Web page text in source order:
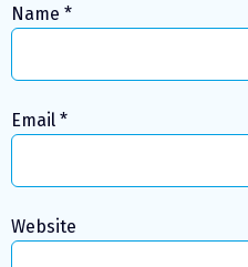
Name *
Email *
Website